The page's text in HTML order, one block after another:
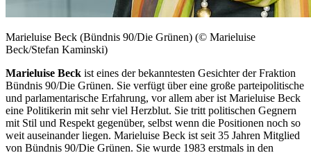
Marieluise Beck (Bündnis 90/Die Grünen) (© Marieluise
Beck/Stefan Kaminski)
Marieluise Beck ist eines der bekanntesten Gesichter der Fraktion
Bündnis 90/Die Grünen. Sie verfügt über eine große parteipolitische
und parlamentarische Erfahrung, vor allem aber ist Marieluise Beck
eine Politikerin mit sehr viel Herzblut. Sie tritt politischen Gegnern
mit Stil und Respekt gegenüber, selbst wenn die Positionen noch so
weit auseinander liegen. Marieluise Beck ist seit 35 Jahren Mitglied
von Bündnis 90/Die Grünen. Sie wurde 1983 erstmals in den